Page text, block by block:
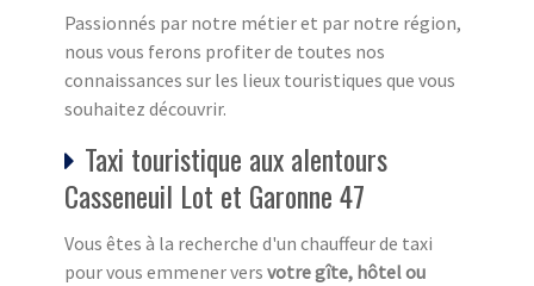
Passionnés par notre métier et par notre région,
nous vous ferons profiter de toutes nos
connaissances sur les lieux touristiques que vous
souhaitez découvrir.
Taxi touristique aux alentours
Casseneuil Lot et Garonne 47
Vous êtes à la recherche d'un chauffeur de taxi
pour vous emmener vers votre gîte, hôtel ou